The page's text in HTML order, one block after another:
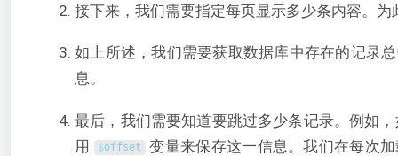
接下来，我们需要指定每页显示多少条内容。
如上所述，我们需要获取数据库中存在的记录
息。
最后，我们需要知道要跳过多少条记录。例如
用
$offset
变量来保存这一信息。我们在每次